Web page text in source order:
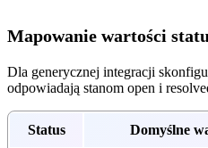
Mapowanie wartości
Dla generycznej integracji
odpowiadają stanom open i
Status Domyślne